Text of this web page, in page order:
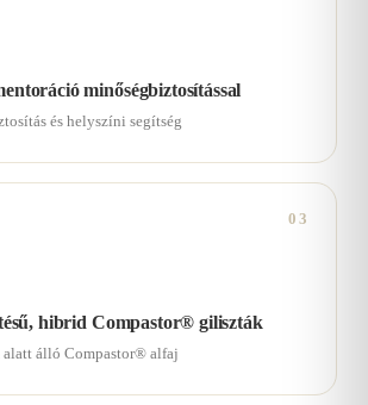
minőségbiztosítással
és helyszíni segítség
03
hibrid Compastor® giliszták
álló Compastor® alfaj